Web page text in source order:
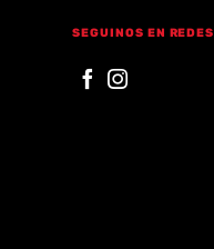
SEGUINOS EN REDES